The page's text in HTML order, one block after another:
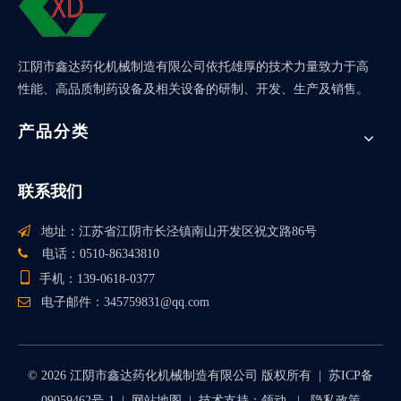
江阴市鑫达药化机械制造有限公司依托雄厚的技术力量致力于高
性能、高品质制药设备及相关设备的研制、开发、生产及销售。
产品分类
联系我们
 地址：江苏省江阴市长泾镇南山开发区祝文路86号
 电话：0510-86343810
手机：139-0618-0377
 电子邮件： 345759831@qq.com
© 2026 江阴市鑫达药化机械制造有限公司 版权所有 | 苏ICP备